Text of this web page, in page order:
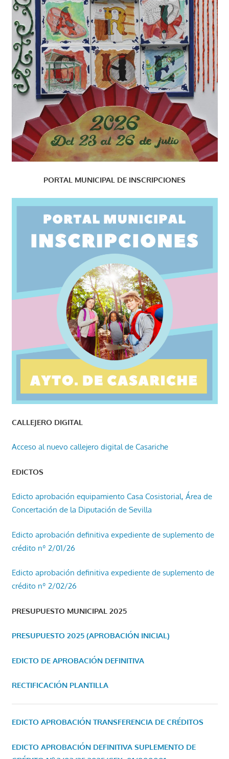
PORTAL MUNICIPAL DE INSCRIPCIONES
CALLEJERO DIGITAL
Acceso al nuevo callejero digital de Casariche
EDICTOS
Edicto aprobación equipamiento Casa Cosistorial, Área de
Concertación de la Diputación de Sevilla
Edicto aprobación definitiva expediente de suplemento de
crédito nº 2/01/26
Edicto aprobación definitiva expediente de suplemento de
crédito nº 2/02/26
PRESUPUESTO MUNICIPAL 2025
PRESUPUESTO 2025 (APROBACIÓN INICIAL)
EDICTO DE APROBACIÓN DEFINITIVA
RECTIFICACIÓN PLANTILLA
EDICTO APROBACIÓN TRANSFERENCIA DE CRÉDITOS
EDICTO APROBACIÓN DEFINITIVA SUPLEMENTO DE